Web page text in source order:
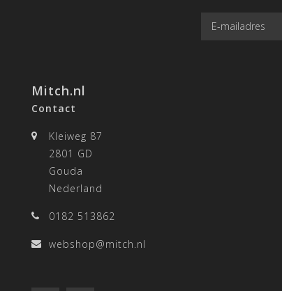
Mitch.nl
Contact
Kleiweg 87
2801 GD
Gouda
Nederland
0182 513862
webshop@mitch.nl